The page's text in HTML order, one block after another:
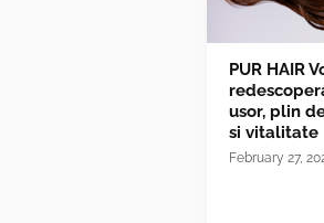
PUR HAIR
usor, plin
si vitalitate
February 27,